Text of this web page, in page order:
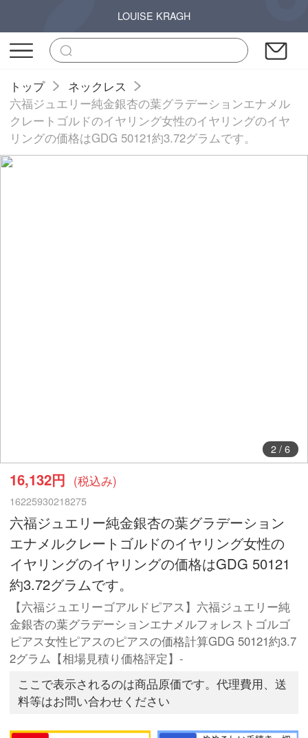
LOUISE KRAGH
トップ
ネックレス
六福ジュエリー純金銀杏の葉グラデーションエナメル
クレートゴルドのイヤリング女性のイヤリングのイヤ
リングの価格はGDG 50121約3.72グラムです。
2/ 6
16,132円 (税込み)
16225930218275
六福ジュエリー純金銀杏の葉グラデーション
エナメルクレートゴルドのイヤリング女性の
イヤリングのイヤリングの価格はGDG 50121
約3.72グラムです。
【六福ジュエリーゴアルドピアス】六福ジュエリー純
金銀杏の葉グラデーションエナメルフォレストゴルゴ
ピアス女性ピアスのピアスの価格計算GDG 50121約3.7
2グラム【相場見積り価格評定】-
ここで表示されるのは商品原価です。代理費用、送
料等はお問い合わせください